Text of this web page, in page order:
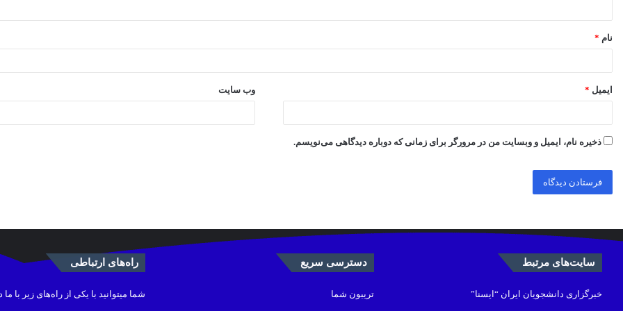
*
نام *
ایمیل * وب‌ سایت
ذخیره نام، ایمیل و وبسایت من در مرورگر برای زمانی که دوباره دیدگاهی می‌نویسم.
سایت‌های مرتبط
خبرگزاری دانشجویان ایران “ایسنا”
دسترسی سریع
تریبون شما
راه‌های ارتباطی
شما میتوانید با یکی از راه‌های زیر با ما